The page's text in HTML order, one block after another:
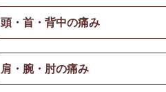
頭・首・背中の痛み
肩・腕・肘の痛み